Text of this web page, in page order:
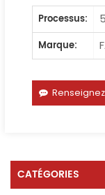
Processus:
Marque:
CATÉGORIES